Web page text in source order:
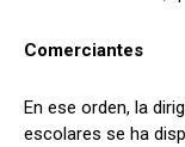
Comerciantes
En ese orden, la
escolares se ha